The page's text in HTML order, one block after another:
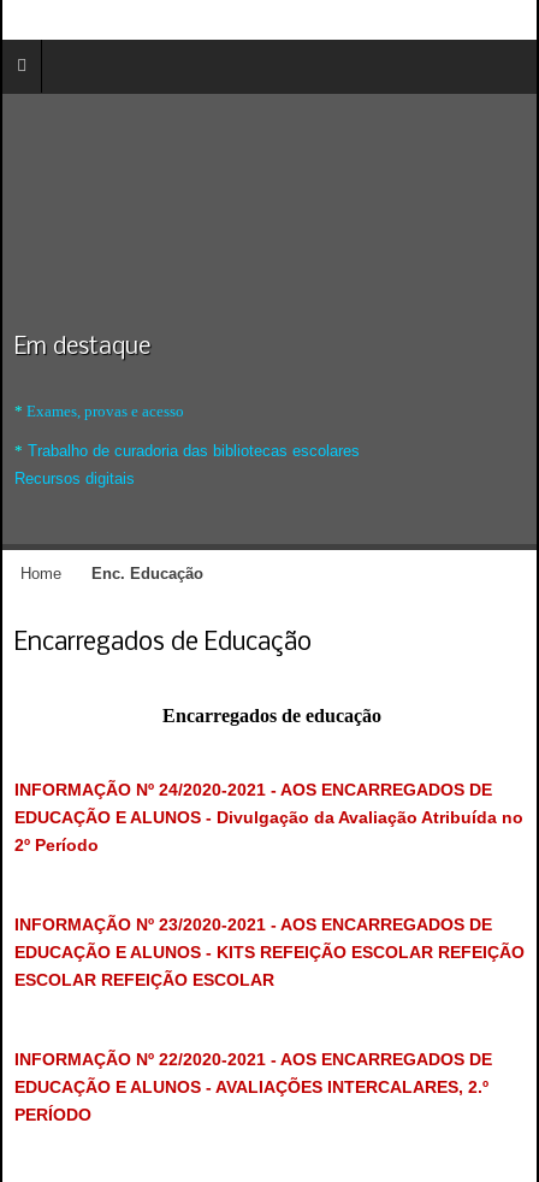
Em destaque
* Exames, provas e acesso
* Trabalho de curadoria das bibliotecas escolares
Recursos digitais
Home Enc. Educação
Encarregados de Educação
Encarregados de educação
INFORMAÇÃO Nº 24/2020-2021 - AOS ENCARREGADOS DE
EDUCAÇÃO E ALUNOS - Divulgação da Avaliação Atribuída no
2º Período
INFORMAÇÃO Nº 23/2020-2021 - AOS ENCARREGADOS DE
EDUCAÇÃO E ALUNOS - KITS REFEIÇÃO ESCOLAR REFEIÇÃO
ESCOLAR REFEIÇÃO ESCOLAR
INFORMAÇÃO Nº 22/2020-2021 - AOS ENCARREGADOS DE
EDUCAÇÃO E ALUNOS - AVALIAÇÕES INTERCALARES, 2.º
PERÍODO